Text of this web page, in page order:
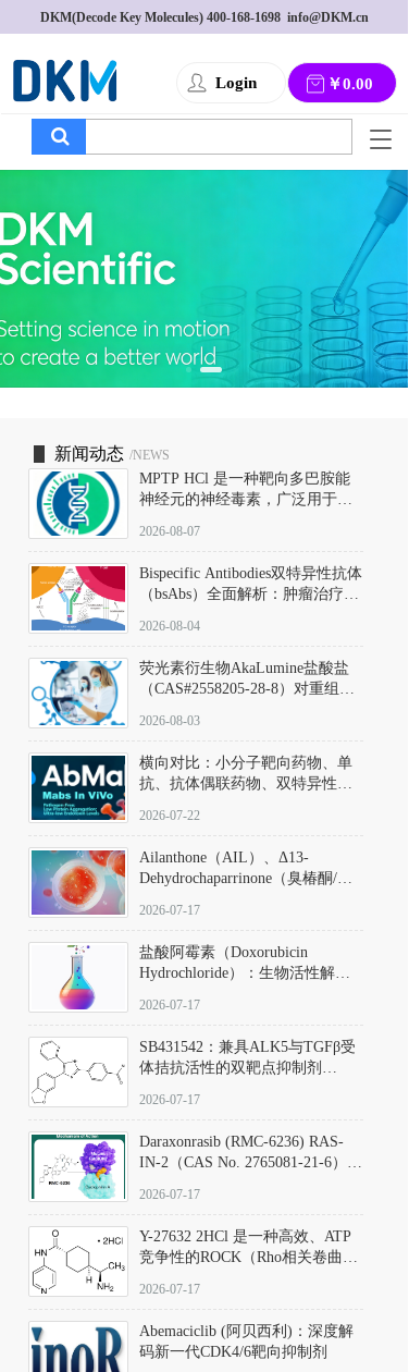
DKM(Decode Key Molecules) 400-168-1698
  info@DKM.cn
Login ￥0.00
T
g
g
l
a
v
i
g
a
新闻动态 /NEWS
MPTP HCl 是一种靶向多巴胺能
神经元的神经毒素，广泛用于构
以盐酸盐形式存在，可触发线粒
体介导的神经元凋亡。其经典应
用即为选择性损毁中脑黑质致密
部多巴胺能神经元，从而可靠模
拟帕金森病的核心病理与行为表
2026-08-07
Bispecific Antibodies双特异性抗体
（bsAbs）全面解析：肿瘤治疗的
2026-08-04
荧光素衍生物AkaLumine盐酸盐
（CAS#2558205-28-8）对重组萤
数（Km）为2.06 μM；其近红外
发光特性赋予优异的组织穿透能
力，大幅增强成像信噪比，从而
实现活体动物模型中极低给药剂
量下的高灵敏度、非侵入式生物
2026-08-03
横向对比：小分子靶向药物、单
抗、抗体偶联药物、双特异性抗
及应用瓶颈
2026-07-22
Ailanthone（AIL）、Δ13-
Dehydrochaparrinone（臭椿酮/臭
DKM货号 D806885
2026-07-17
盐酸阿霉素（Doxorubicin
Hydrochloride）：生物活性解
范
2026-07-17
SB431542：兼具ALK5与TGFβ受
体拮抗活性的双靶点抑制剂
D801067）
2026-07-17
Daraxonrasib (RMC-6236) RAS-
IN-2（CAS No. 2765081-21-6）：
向KRAS/NRAS/HRAS的广谱RAS
2026-07-17
Y-27632 2HCl 是一种高效、ATP
竞争性的ROCK（Rho相关卷曲螺
同等抑制ROCK1与ROCK2；其通
过精准嵌入激酶的ATP结合位点
发挥抑制作用，对ROCK1和
ROCK2的解离常数（Ki）分别为
2026-07-17
Abemaciclib (阿贝西利)：深度解
码新一代CDK4/6靶向抑制剂